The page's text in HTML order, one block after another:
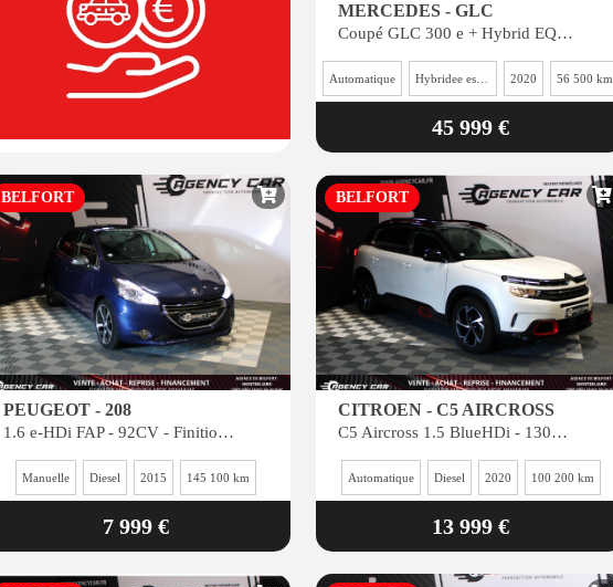
MERCEDES - GLC
Coupé GLC 300 e + Hybrid EQ Power - BVA 9G-Tronic - AMG Line 4-Matic -
Automatique Hybridee essence 2020 56 500 km
45 999 €
BELFORT
PEUGEOT - 208
1.6 e-HDi FAP - 92CV - Finition Féline - Idéale jeune permis
Manuelle Diesel 2015 145 100 km
7 999 €
BELFORT
CITROEN - C5 AIRCROSS
C5 Aircross 1.5 BlueHDi - 130CH- BV EAT8 Shine - très bon état
Automatique Diesel 2020 100 200 km
13 999 €